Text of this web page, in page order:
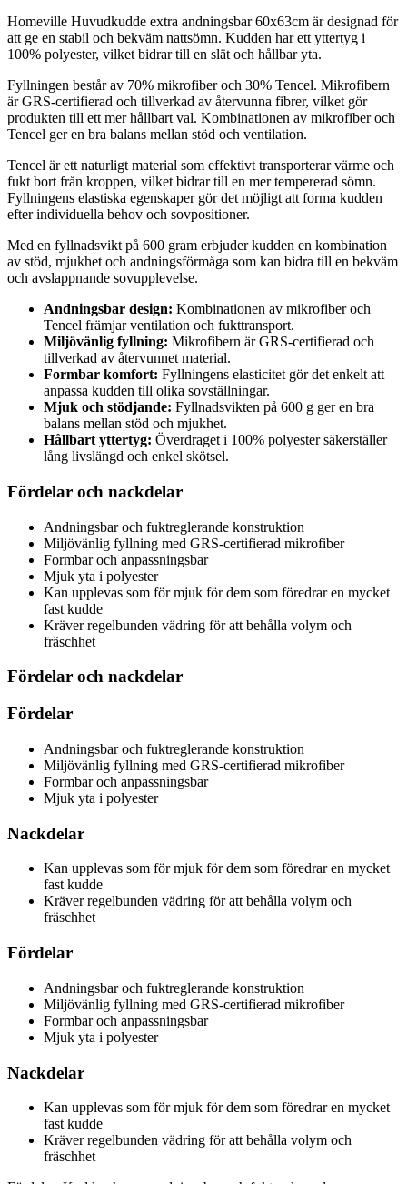
Homeville Huvudkudde extra andningsbar 60x63cm är designad för
att ge en stabil och bekväm nattsömn. Kudden har ett yttertyg i
100% polyester, vilket bidrar till en slät och hållbar yta.
Fyllningen består av 70% mikrofiber och 30% Tencel. Mikrofibern
är GRS-certifierad och tillverkad av återvunna fibrer, vilket gör
produkten till ett mer hållbart val. Kombinationen av mikrofiber och
Tencel ger en bra balans mellan stöd och ventilation.
Tencel är ett naturligt material som effektivt transporterar värme och
fukt bort från kroppen, vilket bidrar till en mer tempererad sömn.
Fyllningens elastiska egenskaper gör det möjligt att forma kudden
efter individuella behov och sovpositioner.
Med en fyllnadsvikt på 600 gram erbjuder kudden en kombination
av stöd, mjukhet och andningsförmåga som kan bidra till en bekväm
och avslappnande sovupplevelse.
Andningsbar design: Kombinationen av mikrofiber och
Tencel främjar ventilation och fukttransport.
Miljövänlig fyllning: Mikrofibern är GRS-certifierad och
tillverkad av återvunnet material.
Formbar komfort: Fyllningens elasticitet gör det enkelt att
anpassa kudden till olika sovställningar.
Mjuk och stödjande: Fyllnadsvikten på 600 g ger en bra
balans mellan stöd och mjukhet.
Hållbart yttertyg: Överdraget i 100% polyester säkerställer
lång livslängd och enkel skötsel.
Fördelar och nackdelar
Andningsbar och fuktreglerande konstruktion
Miljövänlig fyllning med GRS-certifierad mikrofiber
Formbar och anpassningsbar
Mjuk yta i polyester
Kan upplevas som för mjuk för dem som föredrar en mycket
fast kudde
Kräver regelbunden vädring för att behålla volym och
fräschhet
Fördelar och nackdelar
Fördelar
Andningsbar och fuktreglerande konstruktion
Miljövänlig fyllning med GRS-certifierad mikrofiber
Formbar och anpassningsbar
Mjuk yta i polyester
Nackdelar
Kan upplevas som för mjuk för dem som föredrar en mycket
fast kudde
Kräver regelbunden vädring för att behålla volym och
fräschhet
Fördelar
Andningsbar och fuktreglerande konstruktion
Miljövänlig fyllning med GRS-certifierad mikrofiber
Formbar och anpassningsbar
Mjuk yta i polyester
Nackdelar
Kan upplevas som för mjuk för dem som föredrar en mycket
fast kudde
Kräver regelbunden vädring för att behålla volym och
fräschhet